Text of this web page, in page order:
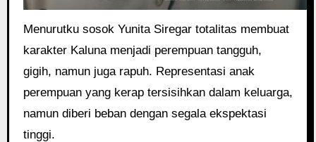
Menurutku sosok Yunita Siregar totalitas membuat
karakter Kaluna menjadi perempuan tangguh,
gigih, namun juga rapuh. Representasi anak
perempuan yang kerap tersisihkan dalam keluarga,
namun diberi beban dengan segala ekspektasi
tinggi.